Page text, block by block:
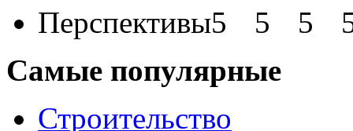
Перспективы
Самые популярные
Строительство